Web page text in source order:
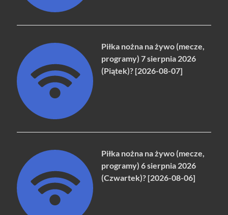
Piłka nożna na żywo (mecze,
programy) 7 sierpnia 2026
(Piątek)? [2026-08-07]
Piłka nożna na żywo (mecze,
programy) 6 sierpnia 2026
(Czwartek)? [2026-08-06]